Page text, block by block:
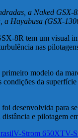
a Naked GSX-
a Hayabusa (GSX-
8R tem um visual
nas
modelo da
da superfície
desenvolvida para
e pilotagem
V-Strom 650XTV-